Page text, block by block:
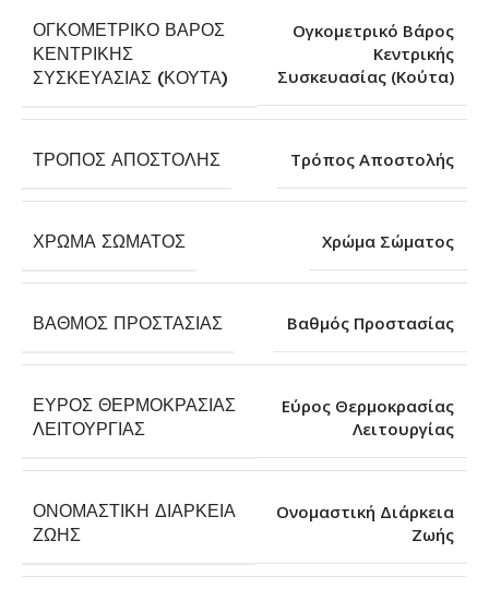
ΟΓΚΟΜΕΤΡΙΚΌ ΒΆΡΟΣ
ΚΕΝΤΡΙΚΉΣ
ΣΥΣΚΕΥΑΣΊΑΣ (ΚΟΎΤΑ)
Ογκομετρικό Βάρος
Κεντρικής
Συσκευασίας (Κούτα)
ΤΡΌΠΟΣ ΑΠΟΣΤΟΛΉΣ Τρόπος Αποστολής
ΧΡΏΜΑ ΣΏΜΑΤΟΣ Χρώμα Σώματος
ΒΑΘΜΌΣ ΠΡΟΣΤΑΣΊΑΣ Βαθμός Προστασίας
ΕΎΡΟΣ ΘΕΡΜΟΚΡΑΣΊΑΣ
ΛΕΙΤΟΥΡΓΊΑΣ
Εύρος Θερμοκρασίας
Λειτουργίας
ΟΝΟΜΑΣΤΙΚΉ ΔΙΆΡΚΕΙΑ
ΖΩΉΣ
Ονομαστική Διάρκεια
Ζωής